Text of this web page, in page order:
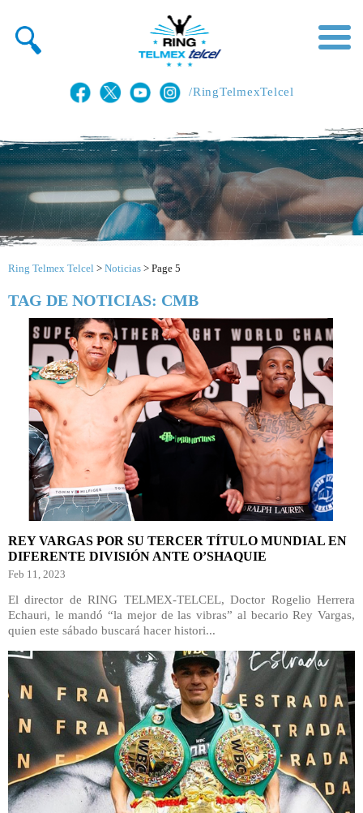
/RingTelmexTelcel
Ring Telmex Telcel > Noticias > Page 5
TAG DE NOTICIAS: CMB
REY VARGAS POR SU TERCER TÍTULO MUNDIAL EN
DIFERENTE DIVISIÓN ANTE O’SHAQUIE
Feb 11, 2023
El director de RING TELMEX-TELCEL, Doctor Rogelio Herrera
Echauri, le mandó “la mejor de las vibras” al becario Rey Vargas,
quien este sábado buscará hacer histori...